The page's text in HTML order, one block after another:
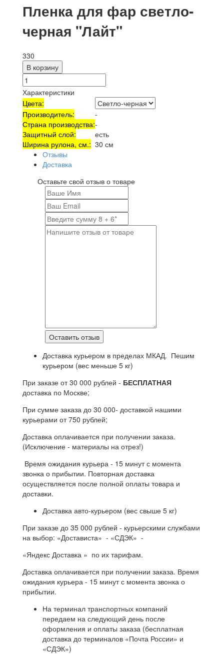
Пленка для фар светло-
черная "Лайт"
330
В корзину
Характеристики
Цвета:
Производитель:
-
Страна производства:-
Защитный слой:
есть
Ширина рулона, см.: 30 см
Отзывы
Доставка
Оставьте свой отзыв о товаре
Доставка курьером в пределах МКАД. Пешим
курьером (вес меньше 5 кг)
При заказе от 30 000 рублей - БЕСПЛАТНАЯ
доставка по Москве;
При сумме заказа до 30 000- доставкой нашими
курьерами от 750 рублей;
Доставка оплачивается при получении заказа.
(Исключение - материалы на отрез!)
Время ожидания курьера - 15 минут с момента
звонка о прибытии. Повторная доставка
осуществляется после полной оплаты товара и
доставки.
Доставка авто-курьером (вес свыше 5 кг)
При заказе до 35 000 рублей - курьерскими службами
на выбор: «Достависта» - «СДЭК» -
«Яндекс Доставка » по их тарифам.
Доставка оплачивается при получении заказа. Время
ожидания курьера - 15 минут с момента звонка о
прибытии.
На терминал транспортных компаний
передаем на следующий день после
оформления и оплаты заказа (бесплатная
доставка до терминалов «Почта России» и
«СДЭК»)